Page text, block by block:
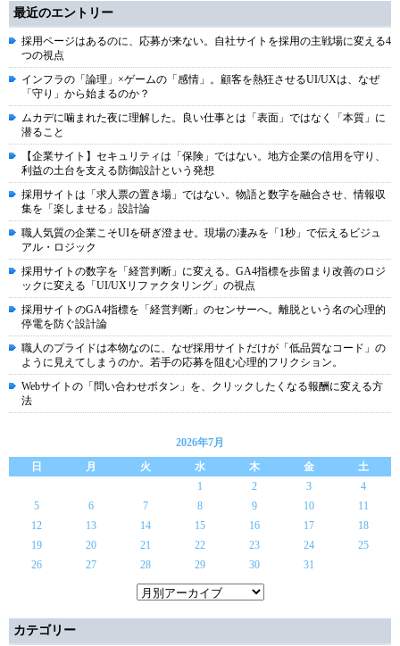
最近のエントリー
採用ページはあるのに、応募が来ない。自社サイトを採用の主戦場に変える4
つの視点
インフラの「論理」×ゲームの「感情」。顧客を熱狂させるUI/UXは、なぜ
「守り」から始まるのか？
ムカデに噛まれた夜に理解した。良い仕事とは「表面」ではなく「本質」に
潜ること
【企業サイト】セキュリティは「保険」ではない。地方企業の信用を守り、
利益の土台を支える防御設計という発想
採用サイトは「求人票の置き場」ではない。物語と数字を融合させ、情報収
集を「楽しませる」設計論
職人気質の企業こそUIを研ぎ澄ませ。現場の凄みを「1秒」で伝えるビジュ
アル・ロジック
採用サイトの数字を「経営判断」に変える。GA4指標を歩留まり改善のロジ
ックに変える「UI/UXリファクタリング」の視点
採用サイトのGA4指標を「経営判断」のセンサーへ。離脱という名の心理的
停電を防ぐ設計論
職人のプライドは本物なのに、なぜ採用サイトだけが「低品質なコード」の
ように見えてしまうのか。若手の応募を阻む心理的フリクション。
Webサイトの「問い合わせボタン」を、クリックしたくなる報酬に変える方
法
2026年7月
日
月 火 水 木 金
土
1
2 3
4
5
6 7 8 9 10
11
12
13 14 15 16 17
18
19
20 21 22 23 24
25
26
27 28 29 30 31
カテゴリー